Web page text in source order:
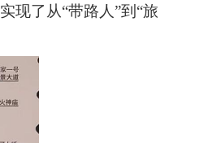
现了从“带路人”到“旅